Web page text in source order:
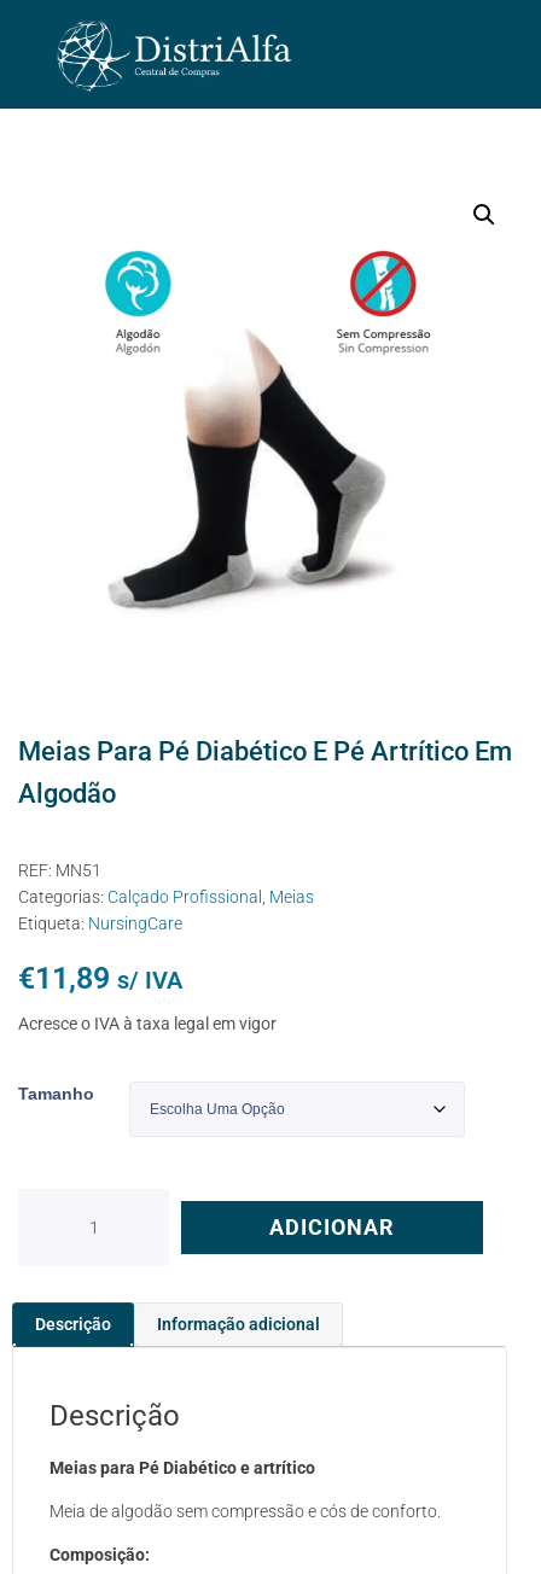
Meias Para Pé Diabético E Pé Artrítico Em
Algodão
REF: MN51
Categorias: Calçado Profissional Meias
Etiqueta: NursingCare
€11,89 s/ IVA
Acresce o IVA à taxa legal em vigor
Tamanho
ADICIONAR
Descrição Informação adicional
Descrição
Meias para Pé Diabético e artrítico
Meia de algodão sem compressão e cós de conforto.
Composição: